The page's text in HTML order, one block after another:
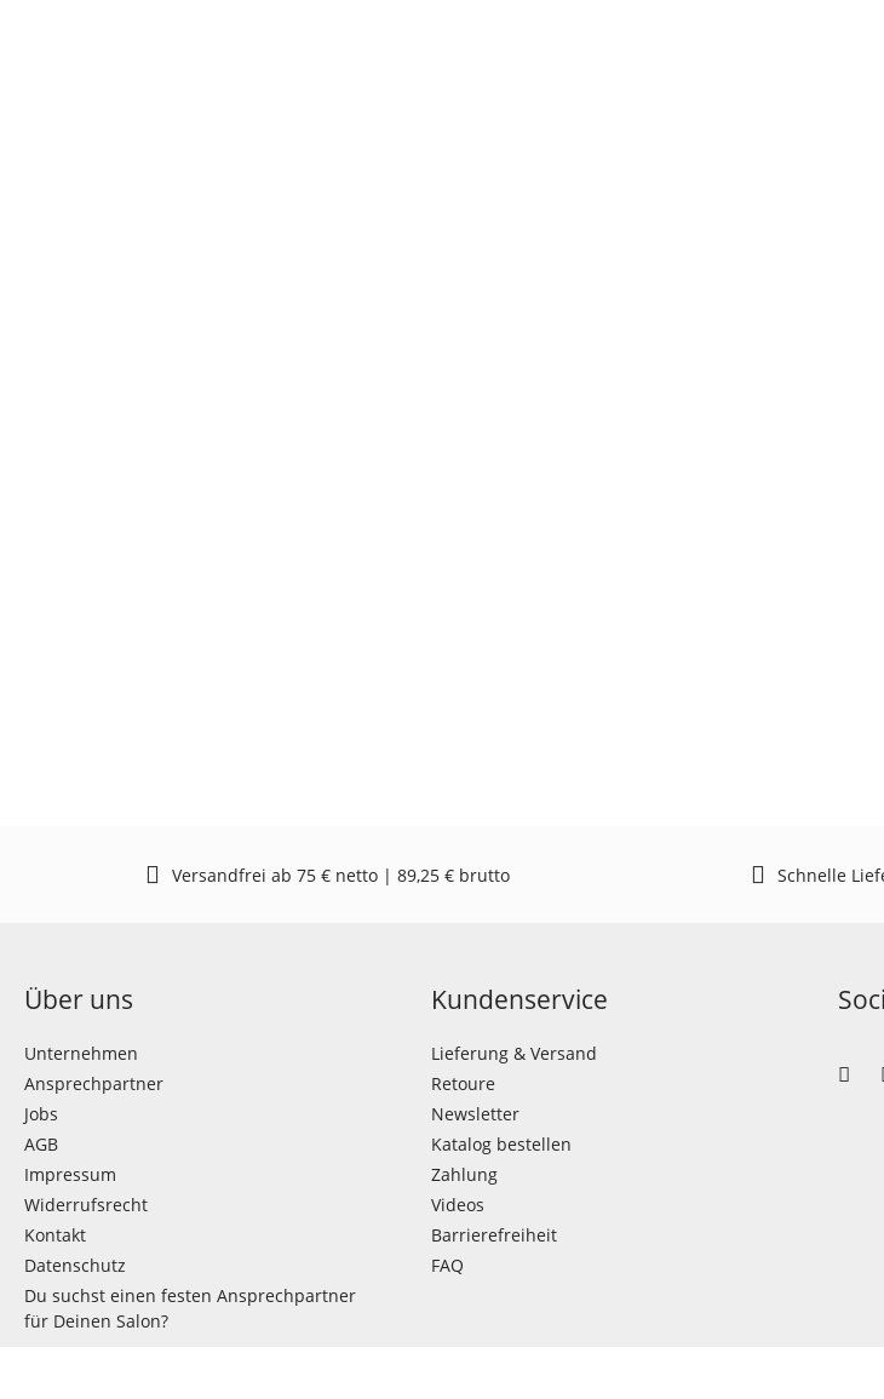
Versandfrei ab 75 € netto | 89,25 € brutto Schnelle
Über uns
Unternehmen
Ansprechpartner
Jobs
AGB
Impressum
Widerrufsrecht
Kontakt
Datenschutz
Du suchst einen festen Ansprechpartner
für Deinen Salon?
Kundenservice
Lieferung & Versand
Retoure
Newsletter
Katalog bestellen
Zahlung
Videos
Barrierefreiheit
FAQ